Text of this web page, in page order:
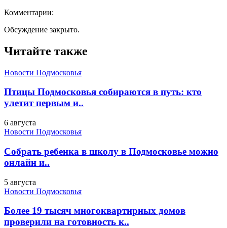
Комментарии:
Обсуждение закрыто.
Читайте также
Новости Подмосковья
Птицы Подмосковья собираются в путь: кто
улетит первым и..
6 августа
Новости Подмосковья
Собрать ребенка в школу в Подмосковье можно
онлайн и..
5 августа
Новости Подмосковья
Более 19 тысяч многоквартирных домов
проверили на готовность к..